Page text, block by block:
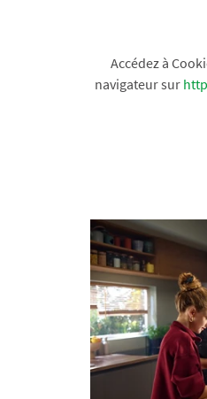
Accédez à
navigateur sur